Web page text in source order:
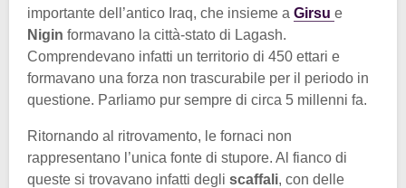
importante dell’antico Iraq, che insieme a Girsu e
Nigin formavano la città-stato di Lagash.
Comprendevano infatti un territorio di 450 ettari e
formavano una forza non trascurabile per il periodo in
questione. Parliamo pur sempre di circa 5 millenni fa.
Ritornando al ritrovamento, le fornaci non
rappresentano l’unica fonte di stupore. Al fianco di
queste si trovavano infatti degli scaffali, con delle